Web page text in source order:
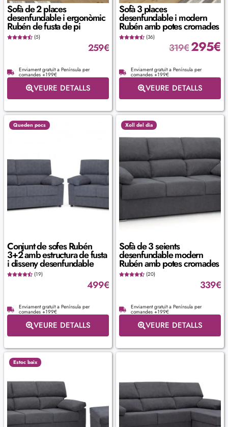
Sofà de 2 places
desenfundable i ergonòmic
Rubén de fusta de pi
(5)
259€
Enviament gratuït a Península per
comandes +199€
VEURE DETALLS
Sofà 3 places
desenfundable i modern
Rubén amb potes cromades
(36)
319€295€
Enviament gratuït a Península per
comandes +199€
VEURE DETALLS
Queden pocs
Conjunt de sofes Rubén
3+2 amb estructura de fusta
i disseny desenfundable
(19)
499€
Enviament gratuït a Península per
comandes +199€
VEURE DETALLS
Xoll del dia
Sofà de 3 seients
desenfundable modern
Rubén amb potes cromades
(20)
339€
Enviament gratuït a Península per
comandes +199€
VEURE DETALLS
Estoc baix